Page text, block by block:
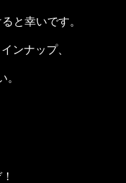
と幸いです。
ンナップ、
。